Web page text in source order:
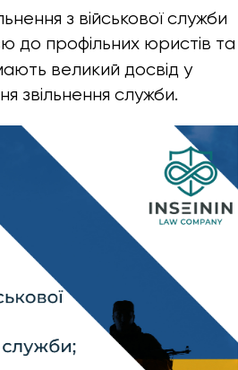
з військової служби
до профільних юристів та
великий досвід у
звільнення служби.